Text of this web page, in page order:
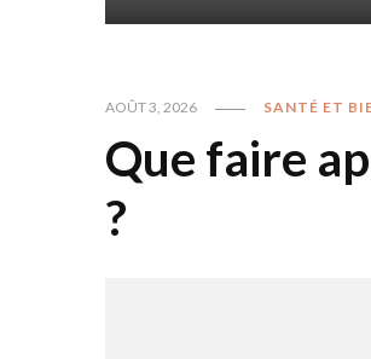
AOÛT 3, 2026 SANTÉ ET
Que faire
?